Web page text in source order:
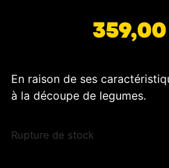
359,00
En raison de ses
à la découpe de legumes.
Rupture de stock